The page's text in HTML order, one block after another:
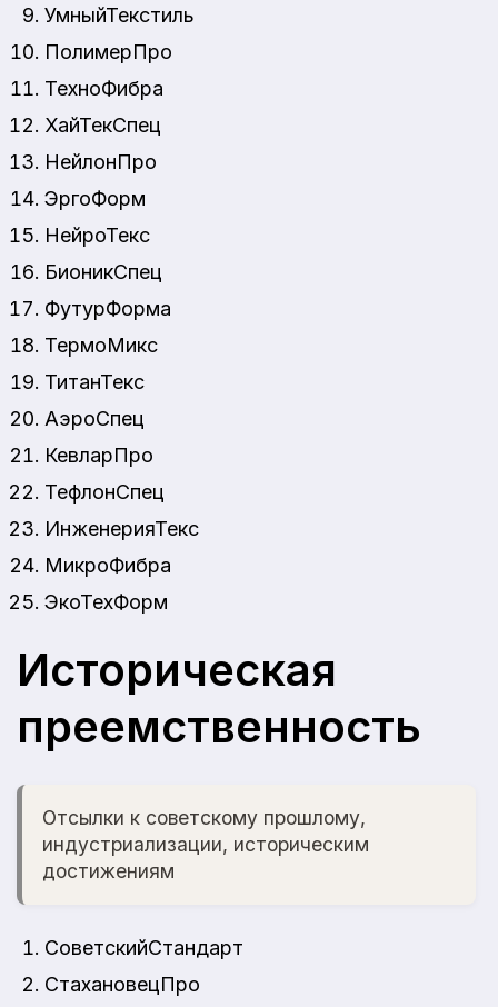
УмныйТекстиль
ПолимерПро
ТехноФибра
ХайТекСпец
НейлонПро
ЭргоФорм
НейроТекс
БионикСпец
ФутурФорма
ТермоМикс
ТитанТекс
АэроСпец
КевларПро
ТефлонСпец
ИнженерияТекс
МикроФибра
ЭкоТехФорм
Историческая
преемственность
Отсылки к советскому прошлому,
индустриализации, историческим
достижениям
СоветскийСтандарт
СтахановецПро